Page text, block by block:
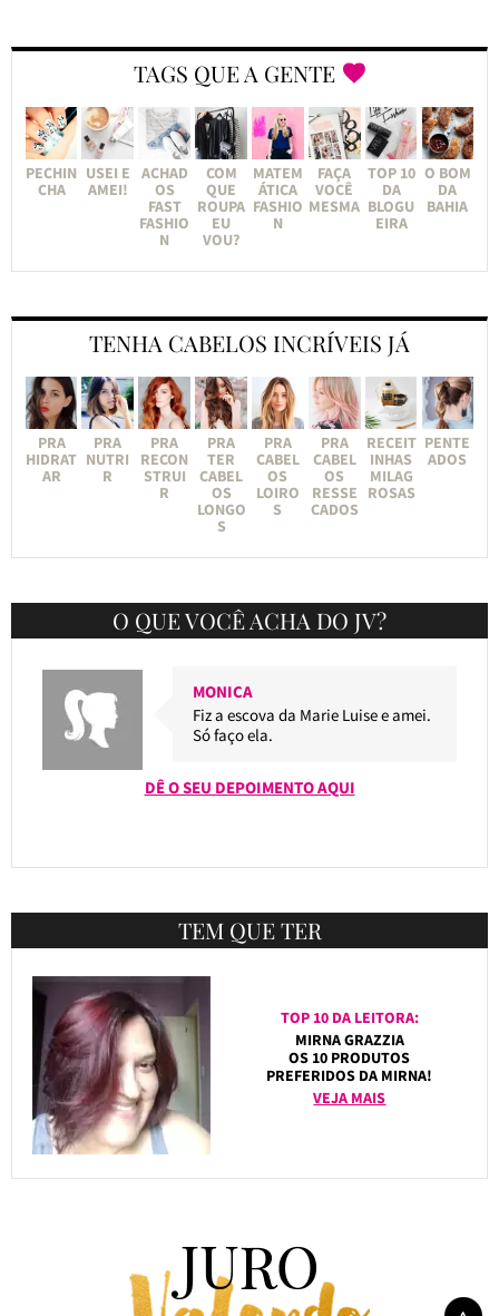
TAGS QUE A GENTE
PECHIN
CHA
USEI E
AMEI!
ACHAD
OS
FAST
FASHIO
N
COM
QUE
ROUPA
EU
VOU?
MATEM
ÁTICA
FASHIO
N
FAÇA
VOCÊ
MESMA
TOP 10
DA
BLOGU
EIRA
O BOM
DA
BAHIA
TENHA CABELOS INCRÍVEIS JÁ
PRA
HIDRAT
AR
PRA
NUTRI
R
PRA
RECON
STRUI
R
PRA
TER
CABEL
OS
LONGO
S
PRA
CABEL
OS
LOIRO
S
PRA
CABEL
OS
RESSE
CADOS
RECEIT
INHAS
MILAG
ROSAS
PENTE
ADOS
O QUE VOCÊ ACHA DO JV?
MONICA
Fiz a escova da Marie Luise e amei.
Só faço ela.
DÊ O SEU DEPOIMENTO AQUI
TEM QUE TER
TOP 10 DA LEITORA:
MIRNA GRAZZIA
OS 10 PRODUTOS
PREFERIDOS DA MIRNA!
VEJA MAIS